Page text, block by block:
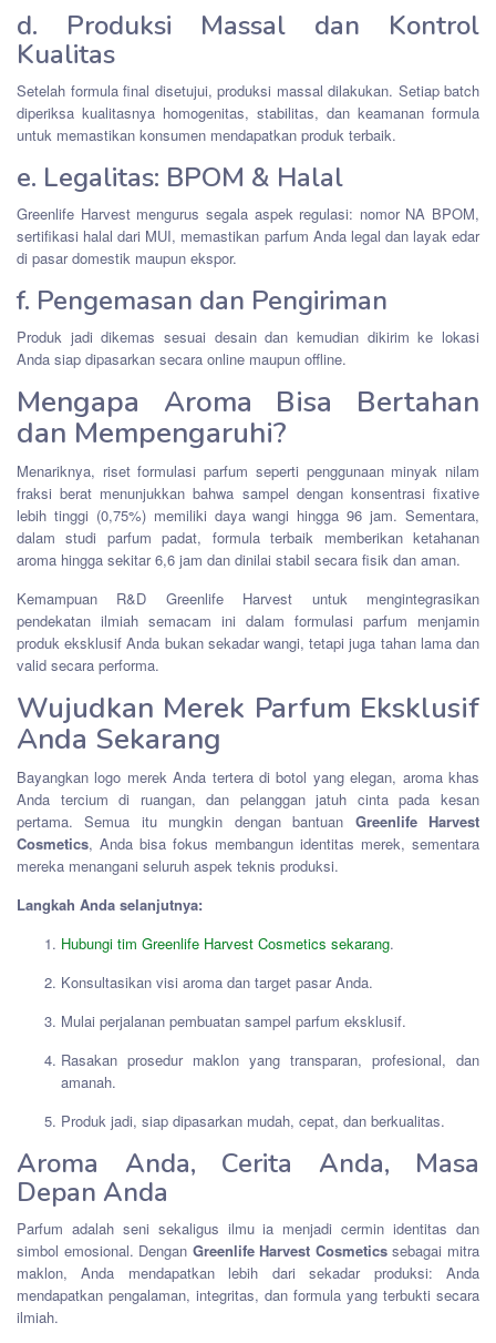
d. Produksi Massal dan Kontrol
Kualitas
Setelah formula final disetujui, produksi massal dilakukan. Setiap batch
diperiksa kualitasnya homogenitas, stabilitas, dan keamanan formula
untuk memastikan konsumen mendapatkan produk terbaik.
e. Legalitas: BPOM & Halal
Greenlife Harvest mengurus segala aspek regulasi: nomor NA BPOM,
sertifikasi halal dari MUI, memastikan parfum Anda legal dan layak edar
di pasar domestik maupun ekspor.
f. Pengemasan dan Pengiriman
Produk jadi dikemas sesuai desain dan kemudian dikirim ke lokasi
Anda siap dipasarkan secara online maupun offline.
Mengapa Aroma Bisa Bertahan
dan Mempengaruhi?
Menariknya, riset formulasi parfum seperti penggunaan minyak nilam
fraksi berat menunjukkan bahwa sampel dengan konsentrasi fixative
lebih tinggi (0,75%) memiliki daya wangi hingga 96 jam. Sementara,
dalam studi parfum padat, formula terbaik memberikan ketahanan
aroma hingga sekitar 6,6 jam dan dinilai stabil secara fisik dan aman.
Kemampuan R&D Greenlife Harvest untuk mengintegrasikan
pendekatan ilmiah semacam ini dalam formulasi parfum menjamin
produk eksklusif Anda bukan sekadar wangi, tetapi juga tahan lama dan
valid secara performa.
Wujudkan Merek Parfum Eksklusif
Anda Sekarang
Bayangkan logo merek Anda tertera di botol yang elegan, aroma khas
Anda tercium di ruangan, dan pelanggan jatuh cinta pada kesan
pertama. Semua itu mungkin dengan bantuan Greenlife Harvest
Cosmetics, Anda bisa fokus membangun identitas merek, sementara
mereka menangani seluruh aspek teknis produksi.
Langkah Anda selanjutnya:
Hubungi tim Greenlife Harvest Cosmetics sekarang.
Konsultasikan visi aroma dan target pasar Anda.
Mulai perjalanan pembuatan sampel parfum eksklusif.
Rasakan prosedur maklon yang transparan, profesional, dan
amanah.
Produk jadi, siap dipasarkan mudah, cepat, dan berkualitas.
Aroma Anda, Cerita Anda, Masa
Depan Anda
Parfum adalah seni sekaligus ilmu ia menjadi cermin identitas dan
simbol emosional. Dengan Greenlife Harvest Cosmeticssebagai mitra
maklon, Anda mendapatkan lebih dari sekadar produksi: Anda
mendapatkan pengalaman, integritas, dan formula yang terbukti secara
ilmiah.